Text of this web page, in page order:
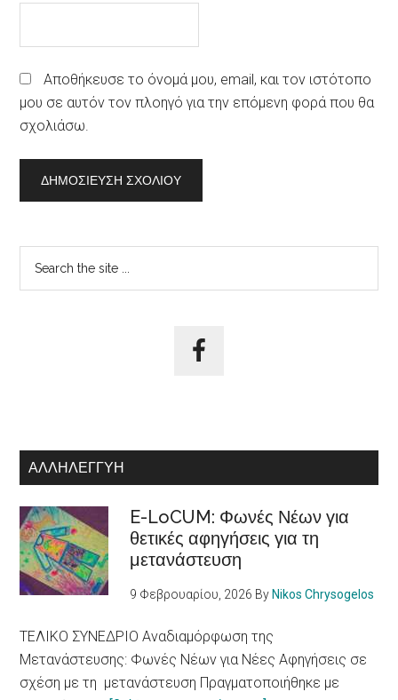
Αποθήκευσε το όνομά μου, email, και τον ιστότοπο
μου σε αυτόν τον πλοηγό για την επόμενη φορά που θα
σχολιάσω.
Αρχική
Πλευρική
ΑΛΛΗΛΕΓΓΎΗ
E-LoCUM: Φωνές Νέων για
θετικές αφηγήσεις για τη
μετανάστευση
9 Φεβρουαρίου, 2026 By Nikos Chrysogelos
ΤΕΛΙΚΟ ΣΥΝΕΔΡΙΟ Αναδιαμόρφωση της
Μετανάστευσης: Φωνές Νέων για Νέες Αφηγήσεις σε
σχέση με τη μετανάστευση Πραγματοποιήθηκε με